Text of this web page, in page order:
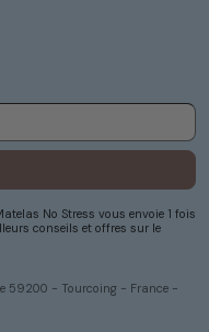
pour votre
un
nos
un soutien
proche de
s’adapte à
la qualité
59200 - Tourcoing - France -
No Stress vous envoie 1 fois
conseils et offres sur le